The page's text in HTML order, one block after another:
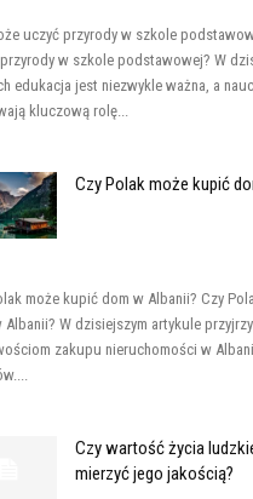
uczyć przyrody w szkole
w szkole podstawowej? W
edukacja jest niezwykle ważna, a
kluczową rolę...
Czy Polak może kupić
może kupić dom w Albanii? Czy
Albanii? W dzisiejszym artykule
zakupu nieruchomości w
Czy wartość życia
mierzyć jego jakością?